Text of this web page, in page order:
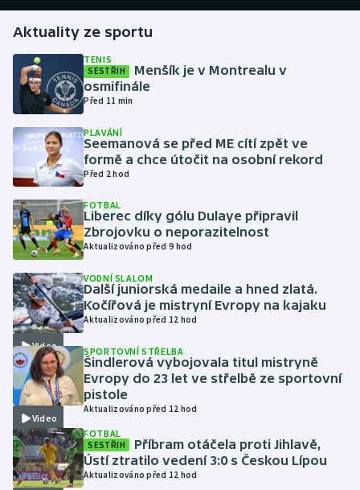
Golf
Gymnastika
Házená
Jezdectví
Judo
Krasobruslení
Lyže a snowboard
Moderní pětiboj
Motorsport
Olympijské hry
Parasport
Aktuality ze sportu
TENIS
SESTŘIH
Menšík je v Montrealu v
osmifinále
Před 11 min
PLAVÁNÍ
Seemanová se před ME cítí zpět ve
formě a chce útočit na osobní rekord
Před 2 hod
FOTBAL
Liberec díky gólu Dulaye připravil
Zbrojovku o neporazitelnost
Aktualizováno před 9 hod
Video
VODNÍ SLALOM
Další juniorská medaile a hned zlatá.
Kočířová je mistryní Evropy na kajaku
Aktualizováno před 12 hod
Video
SPORTOVNÍ STŘELBA
Šindlerová vybojovala titul mistryně
Evropy do 23 let ve střelbě ze sportovní
pistole
Aktualizováno před 12 hod
FOTBAL
SESTŘIH
Příbram otáčela proti Jihlavě,
Ústí ztratilo vedení 3:0 s Českou Lípou
Aktualizováno před 12 hod